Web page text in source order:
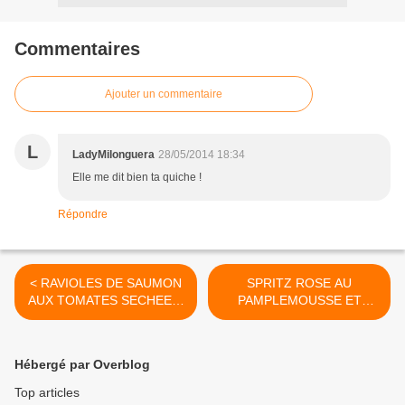
Commentaires
Ajouter un commentaire
L LadyMilonguera 28/05/2014 18:34
Elle me dit bien ta quiche !
Répondre
< RAVIOLES DE SAUMON
AUX TOMATES SECHEES,
CREME CITRONNEE A LA
SPRITZ ROSE AU
PAMPLEMOUSSE ET
GRENADE >
Hébergé par Overblog
Top articles